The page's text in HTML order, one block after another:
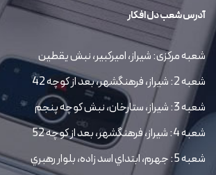
آدرس شعب دل افکار
شعبه مرکزی: شیراز، امیرکبیر، نبش یقطین
شعبه 2: شیراز، فرهنگشهر، بعد از کوچه 42
شعبه 3: شیراز، ستارخان، نبش کوچه پنجم
شعبه 4: شیراز، فرهنگشهر، بعد از کوچه 52
شعبه 5: جهرم، ابتداي اسد زاده، بلوار رهبري